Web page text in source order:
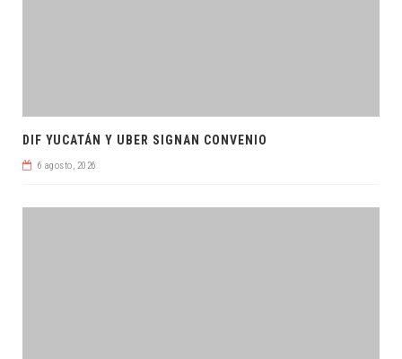
DIF YUCATÁN Y UBER SIGNAN CONVENIO
6 agosto, 2026